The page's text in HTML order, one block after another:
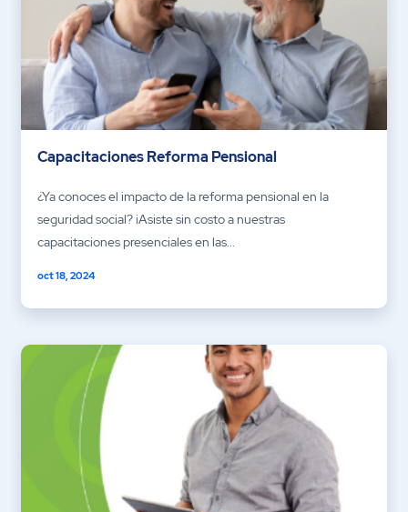
Capacitaciones Reforma Pensional
¿Ya conoces el impacto de la reforma pensional en la
seguridad social? ¡Asiste sin costo a nuestras
capacitaciones presenciales en las...
oct 18, 2024